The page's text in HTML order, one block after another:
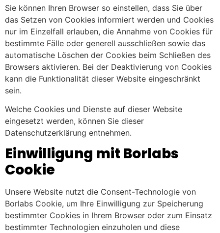
Sie können Ihren Browser so einstellen, dass Sie über
das Setzen von Cookies informiert werden und Cookies
nur im Einzelfall erlauben, die Annahme von Cookies für
bestimmte Fälle oder generell ausschließen sowie das
automatische Löschen der Cookies beim Schließen des
Browsers aktivieren. Bei der Deaktivierung von Cookies
kann die Funktionalität dieser Website eingeschränkt
sein.
Welche Cookies und Dienste auf dieser Website
eingesetzt werden, können Sie dieser
Datenschutzerklärung entnehmen.
Einwilligung mit Borlabs
Cookie
Unsere Website nutzt die Consent-Technologie von
Borlabs Cookie, um Ihre Einwilligung zur Speicherung
bestimmter Cookies in Ihrem Browser oder zum Einsatz
bestimmter Technologien einzuholen und diese